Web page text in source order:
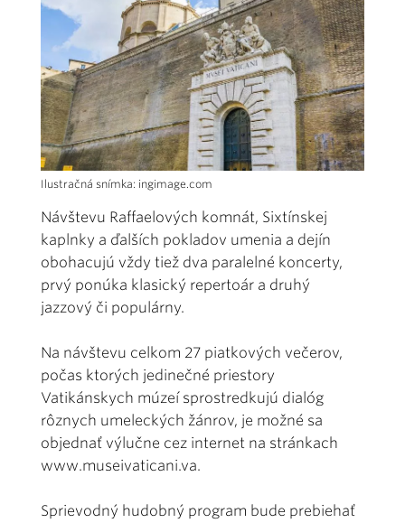
Ilustračná snímka: ingimage.com
Návštevu Raffaelových komnát, Sixtínskej
kaplnky a ďalších pokladov umenia a dejín
obohacujú vždy tiež dva paralelné koncerty,
prvý ponúka klasický repertoár a druhý
jazzový či populárny.
Na návštevu celkom 27 piatkových večerov,
počas ktorých jedinečné priestory
Vatikánskych múzeí sprostredkujú dialóg
rôznych umeleckých žánrov, je možné sa
objednať výlučne cez internet na stránkach
www.museivaticani.va.
Sprievodný hudobný program bude prebiehať